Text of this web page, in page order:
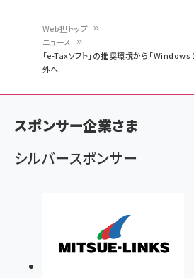
く
ず
Web担トップ
ニュース
「e-Taxソフト」の推奨環境から「
外へ
スポンサー企業さま
シルバースポンサー